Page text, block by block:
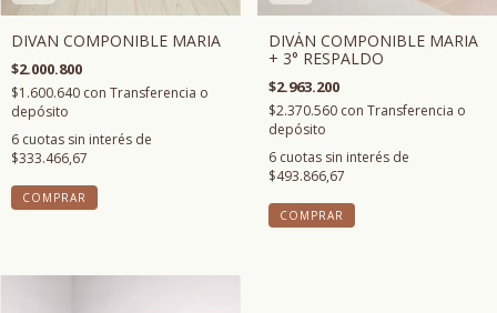
DIVAN COMPONIBLE MARIA
$2.000.800
$1.600.640 con Transferencia o
depósito
6 cuotas sin interés de
$333.466,67
DIVÁN COMPONIBLE MARIA
+ 3° RESPALDO
$2.963.200
$2.370.560 con Transferencia o
depósito
6 cuotas sin interés de
$493.866,67